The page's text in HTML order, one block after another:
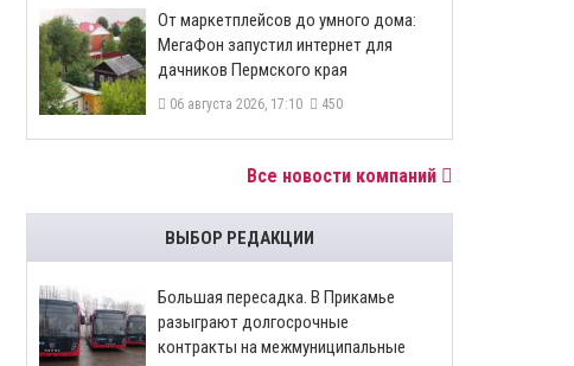
От маркетплейсов до умного дома:
МегаФон запустил интернет для
дачников Пермского края
06 августа 2026, 17:10 450
Все новости компаний
ВЫБОР РЕДАКЦИИ
Большая пересадка. В Прикамье
разыграют долгосрочные
контракты на межмуниципальные